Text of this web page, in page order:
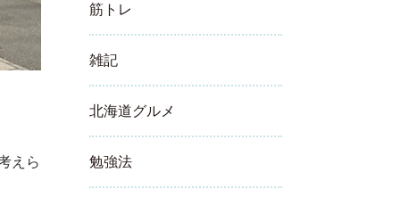
えら
筋トレ
雑記
北海道グルメ
勉強法